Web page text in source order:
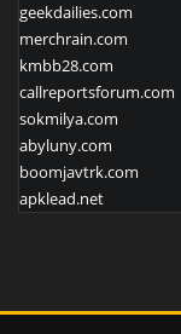
geekdailies.com
merchrain.com
kmbb28.com
callreportsforum.com
sokmilya.com
abyluny.com
boomjavtrk.com
apklead.net